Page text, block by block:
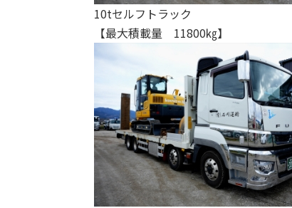
10tセルフトラック
【最大積載量 11800㎏】